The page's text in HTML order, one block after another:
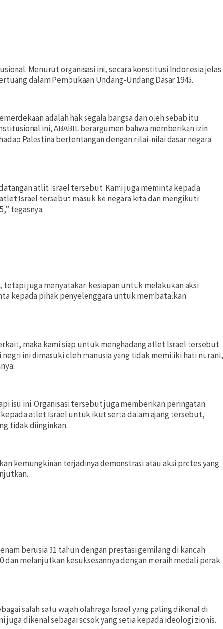
Menurut organisasi ini, secara konstitusi Indonesia jelas
dalam Pembukaan Undang-Undang Dasar 1945.
adalah hak segala bangsa dan oleh sebab itu
ini, ABABIL berargumen bahwa memberikan izin
Palestina bertentangan dengan nilai-nilai dasar negara
atlit Israel tersebut. Kami juga meminta kepada
Israel tersebut masuk ke negara kita dan mengikuti
tegasnya.
tetapi juga menyatakan kesiapan untuk melakukan aksi
kepada pihak penyelenggara untuk membatalkan
maka kami siap untuk menghadang atlet Israel tersebut
ini dimasuki oleh manusia yang tidak memiliki hati nurani,
isu ini. Organisasi tersebut juga memberikan peringatan
atlet Israel untuk ikut serta dalam ajang tersebut,
tidak diinginkan.
kemungkinan terjadinya demonstrasi atau aksi protes yang
berusia 31 tahun dengan prestasi gemilang di kancah
dan melanjutkan kesuksesannya dengan meraih medali perak
salah satu wajah olahraga Israel yang paling dikenal di
dikenal sebagai sosok yang setia kepada ideologi zionis.